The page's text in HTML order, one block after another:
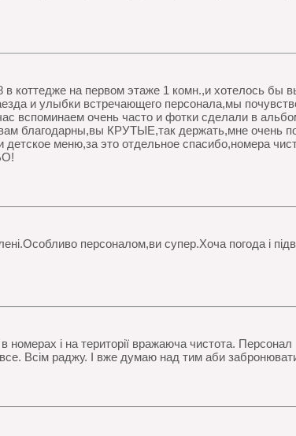
коттедже на первом этаже 1 комн.,и хотелось бы
и улыбки встречающего персонала,мы
вспоминаем очень часто и фотки сделали в
благодарны,вы КРУТЫЕ,так держать,мне очень
меню,за это отдельное спасибо,номера
персоналом,ви супер.Хоча погода і
номерах і на території вражаюча чистота.
Всім раджу. І вже думаю над тим аби